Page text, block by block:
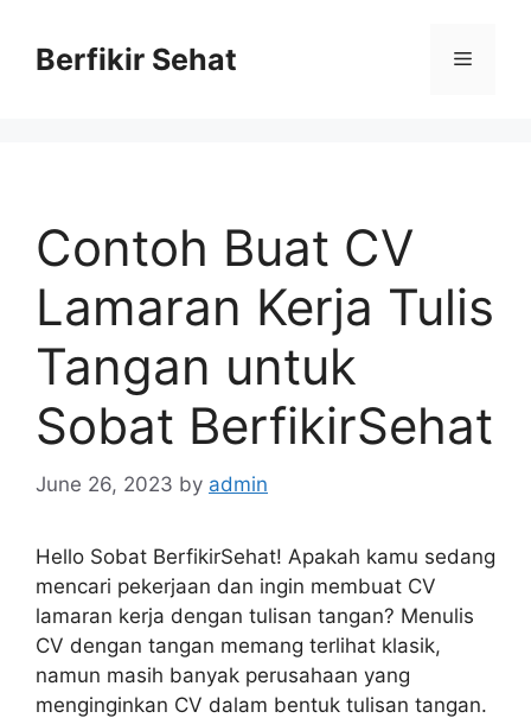
contentBerfikir Sehat Menu
Contoh Buat CV
Lamaran Kerja Tulis
Tangan untuk
Sobat BerfikirSehat
June 26, 2023 by admin
Hello Sobat BerfikirSehat! Apakah kamu sedang
mencari pekerjaan dan ingin membuat CV
lamaran kerja dengan tulisan tangan? Menulis
CV dengan tangan memang terlihat klasik,
namun masih banyak perusahaan yang
menginginkan CV dalam bentuk tulisan tangan.